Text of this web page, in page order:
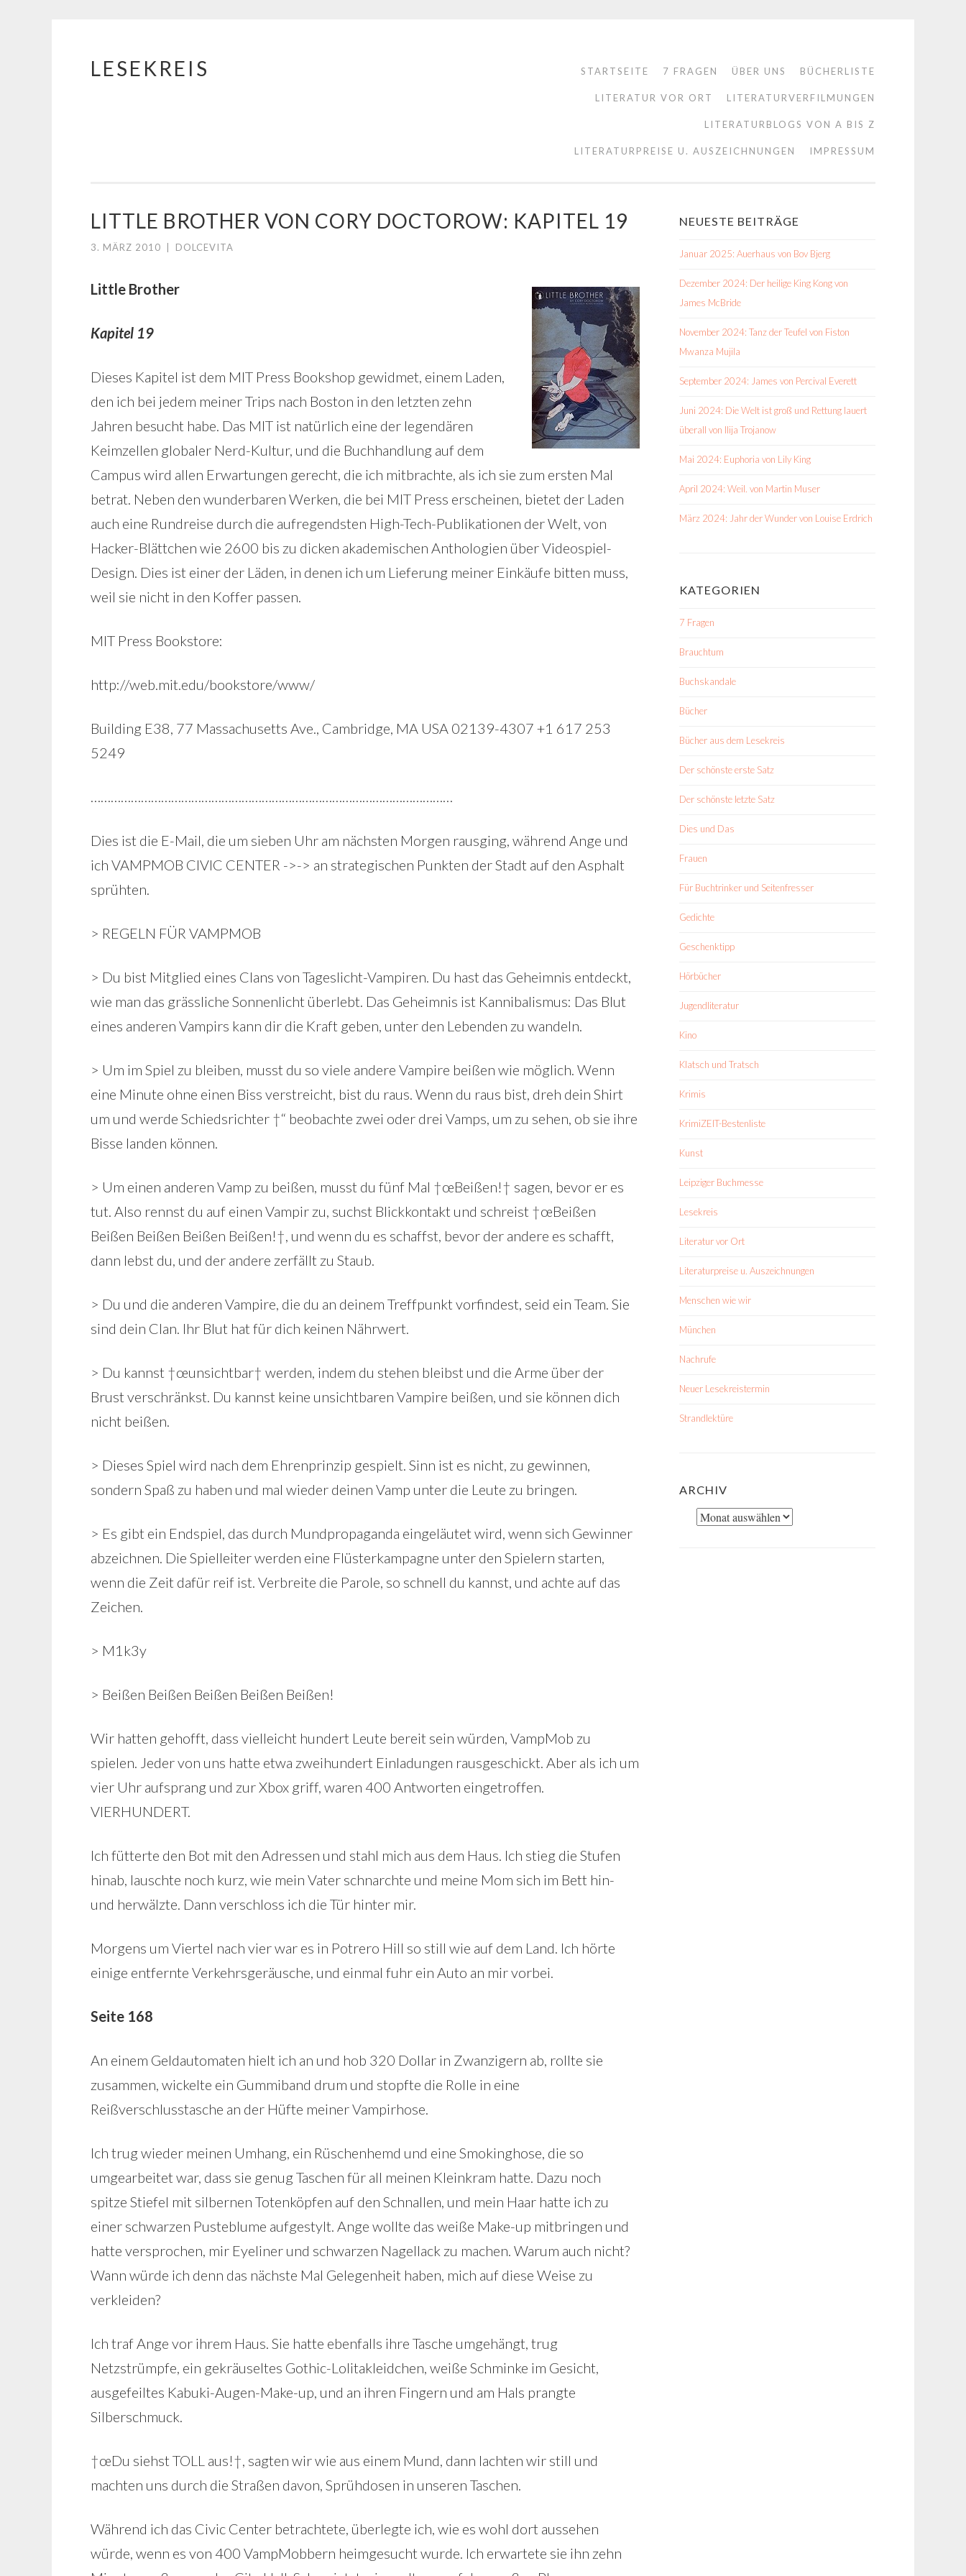
Springe
LESEKREIS STARTSEITE 7 FRAGEN ÜBER UNS BÜCHERLISTE
LITERATUR VOR ORT LITERATURVERFILMUNGEN
LITERATURBLOGS VON A BIS Z
LITERATURPREISE U. AUSZEICHNUNGEN IMPRESSUM
LITTLE BROTHER VON CORY DOCTOROW: KAPITEL 19
3. MÄRZ 2010 DOLCEVITA
Little Brother
Kapitel 19
Dieses Kapitel ist dem MIT Press Bookshop gewidmet, einem Laden,
den ich bei jedem meiner Trips nach Boston in den letzten zehn
Jahren besucht habe. Das MIT ist natürlich eine der legendären
Keimzellen globaler Nerd-Kultur, und die Buchhandlung auf dem
Campus wird allen Erwartungen gerecht, die ich mitbrachte, als ich sie zum ersten Mal
betrat. Neben den wunderbaren Werken, die bei MIT Press erscheinen, bietet der Laden
auch eine Rundreise durch die aufregendsten High-Tech-Publikationen der Welt, von
Hacker-Blättchen wie 2600 bis zu dicken akademischen Anthologien über Videospiel-
Design. Dies ist einer der Läden, in denen ich um Lieferung meiner Einkäufe bitten muss,
weil sie nicht in den Koffer passen.
MIT Press Bookstore:
http://web.mit.edu/bookstore/www/
Building E38, 77 Massachusetts Ave., Cambridge, MA USA 02139-4307 +1 617 253
5249
………………………………………………………………………………………………
Dies ist die E-Mail, die um sieben Uhr am nächsten Morgen rausging, während Ange und
ich VAMPMOB CIVIC CENTER ->-> an strategischen Punkten der Stadt auf den Asphalt
sprühten.
> REGELN FÜR VAMPMOB
> Du bist Mitglied eines Clans von Tageslicht-Vampiren. Du hast das Geheimnis entdeckt,
wie man das grässliche Sonnenlicht überlebt. Das Geheimnis ist Kannibalismus: Das Blut
eines anderen Vampirs kann dir die Kraft geben, unter den Lebenden zu wandeln.
> Um im Spiel zu bleiben, musst du so viele andere Vampire beißen wie möglich. Wenn
eine Minute ohne einen Biss verstreicht, bist du raus. Wenn du raus bist, dreh dein Shirt
um und werde Schiedsrichter †“ beobachte zwei oder drei Vamps, um zu sehen, ob sie ihre
Bisse landen können.
> Um einen anderen Vamp zu beißen, musst du fünf Mal †œBeißen!† sagen, bevor er es
tut. Also rennst du auf einen Vampir zu, suchst Blickkontakt und schreist †œBeißen
Beißen Beißen Beißen Beißen!†, und wenn du es schaffst, bevor der andere es schafft,
dann lebst du, und der andere zerfällt zu Staub.
> Du und die anderen Vampire, die du an deinem Treffpunkt vorfindest, seid ein Team. Sie
sind dein Clan. Ihr Blut hat für dich keinen Nährwert.
> Du kannst †œunsichtbar† werden, indem du stehen bleibst und die Arme über der
Brust verschränkst. Du kannst keine unsichtbaren Vampire beißen, und sie können dich
nicht beißen.
> Dieses Spiel wird nach dem Ehrenprinzip gespielt. Sinn ist es nicht, zu gewinnen,
sondern Spaß zu haben und mal wieder deinen Vamp unter die Leute zu bringen.
> Es gibt ein Endspiel, das durch Mundpropaganda eingeläutet wird, wenn sich Gewinner
abzeichnen. Die Spielleiter werden eine Flüsterkampagne unter den Spielern starten,
wenn die Zeit dafür reif ist. Verbreite die Parole, so schnell du kannst, und achte auf das
Zeichen.
> M1k3y
> Beißen Beißen Beißen Beißen Beißen!
Wir hatten gehofft, dass vielleicht hundert Leute bereit sein würden, VampMob zu
spielen. Jeder von uns hatte etwa zweihundert Einladungen rausgeschickt. Aber als ich um
vier Uhr aufsprang und zur Xbox griff, waren 400 Antworten eingetroffen.
VIERHUNDERT.
Ich fütterte den Bot mit den Adressen und stahl mich aus dem Haus. Ich stieg die Stufen
hinab, lauschte noch kurz, wie mein Vater schnarchte und meine Mom sich im Bett hin-
und herwälzte. Dann verschloss ich die Tür hinter mir.
Morgens um Viertel nach vier war es in Potrero Hill so still wie auf dem Land. Ich hörte
einige entfernte Verkehrsgeräusche, und einmal fuhr ein Auto an mir vorbei.
Seite 168
An einem Geldautomaten hielt ich an und hob 320 Dollar in Zwanzigern ab, rollte sie
zusammen, wickelte ein Gummiband drum und stopfte die Rolle in eine
Reißverschlusstasche an der Hüfte meiner Vampirhose.
Ich trug wieder meinen Umhang, ein Rüschenhemd und eine Smokinghose, die so
umgearbeitet war, dass sie genug Taschen für all meinen Kleinkram hatte. Dazu noch
spitze Stiefel mit silbernen Totenköpfen auf den Schnallen, und mein Haar hatte ich zu
einer schwarzen Pusteblume aufgestylt. Ange wollte das weiße Make-up mitbringen und
hatte versprochen, mir Eyeliner und schwarzen Nagellack zu machen. Warum auch nicht?
Wann würde ich denn das nächste Mal Gelegenheit haben, mich auf diese Weise zu
verkleiden?
Ich traf Ange vor ihrem Haus. Sie hatte ebenfalls ihre Tasche umgehängt, trug
Netzstrümpfe, ein gekräuseltes Gothic-Lolitakleidchen, weiße Schminke im Gesicht,
ausgefeiltes Kabuki-Augen-Make-up, und an ihren Fingern und am Hals prangte
Silberschmuck.
†œDu siehst TOLL aus!†, sagten wir wie aus einem Mund, dann lachten wir still und
machten uns durch die Straßen davon, Sprühdosen in unseren Taschen.
Während ich das Civic Center betrachtete, überlegte ich, wie es wohl dort aussehen
würde, wenn es von 400 VampMobbern heimgesucht wurde. Ich erwartete sie ihn zehn
NEUESTE BEITRÄGE
Januar 2025: Auerhaus von Bov Bjerg
Dezember 2024: Der heilige King Kong von
James McBride
November 2024: Tanz der Teufel von Fiston
Mwanza Mujila
September 2024: James von Percival Everett
Juni 2024: Die Welt ist groß und Rettung lauert
überall von Ilija Trojanow
Mai 2024: Euphoria von Lily King
April 2024: Weil. von Martin Muser
März 2024: Jahr der Wunder von Louise Erdrich
KATEGORIEN
7 Fragen
Brauchtum
Buchskandale
Bücher
Bücher aus dem Lesekreis
Der schönste erste Satz
Der schönste letzte Satz
Dies und Das
Frauen
Für Buchtrinker und Seitenfresser
Gedichte
Geschenktipp
Hörbücher
Jugendliteratur
Kino
Klatsch und Tratsch
Krimis
KrimiZEIT-Bestenliste
Kunst
Leipziger Buchmesse
Lesekreis
Literatur vor Ort
Literaturpreise u. Auszeichnungen
Menschen wie wir
München
Nachrufe
Neuer Lesekreistermin
Strandlektüre
ARCHIV
Archiv